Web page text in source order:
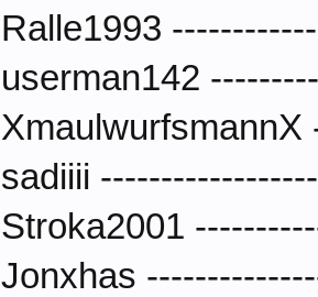
Ralle1993
userman142
XmaulwurfsmannX
sadiiii
Stroka2001
Jonxhas